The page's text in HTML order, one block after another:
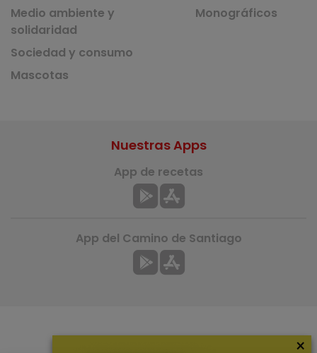
Medio ambiente y
solidaridad
Sociedad y consumo
Mascotas
Monográficos
Nuestras Apps
App de recetas
App del Camino de Santiago
×